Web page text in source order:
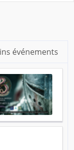
événements